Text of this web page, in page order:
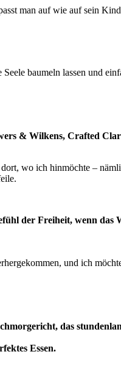
man auf wie auf sein
baumeln lassen und
& Wilkens, Crafted
wo ich hinmöchte –
der Freiheit, wenn das
und ich
das
Essen.